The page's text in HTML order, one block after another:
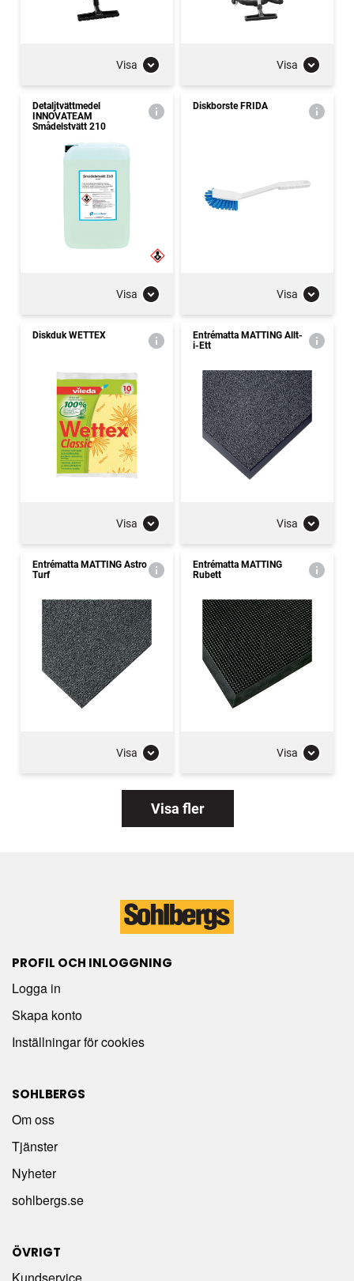
Visa Visa
Detaljtvättmedel
INNOVATEAM
Smådelstvätt 210
Visa
Diskborste FRIDA
Visa
Diskduk WETTEX
Visa
Entrématta MATTING Allt-
i-Ett
Visa
Entrématta MATTING Astro
Turf
Visa
Entrématta MATTING
Rubett
Visa
Visa fler
PROFIL OCH INLOGGNING
Logga in
Skapa konto
Inställningar för cookies
SOHLBERGS
Om oss
Tjänster
Nyheter
sohlbergs.se
ÖVRIGT
Kundservice